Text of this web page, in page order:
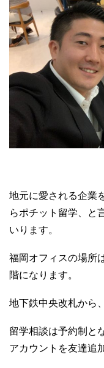
地元に愛される企業
らポチット留学、と
いります。
福岡オフィスの場所
階になります。
地下鉄中央改札から
留学相談は予約制と
アカウントを友達追